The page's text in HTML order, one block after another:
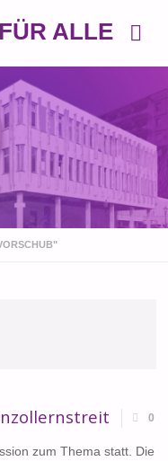
ALLE
0
zum Thema statt. Die